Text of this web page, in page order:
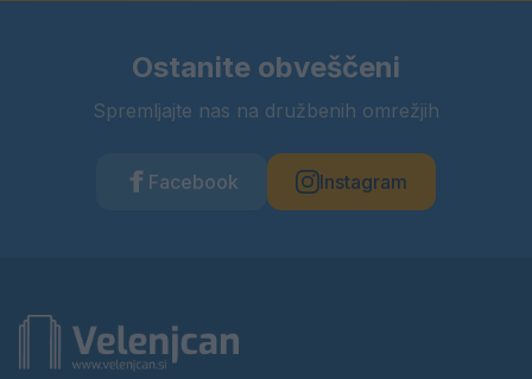
Ostanite obveščeni
Spremljajte nas na družbenih omrežjih
Facebook Instagram